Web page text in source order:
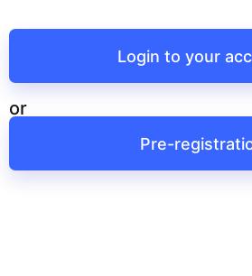
Login to your
or
Pre-